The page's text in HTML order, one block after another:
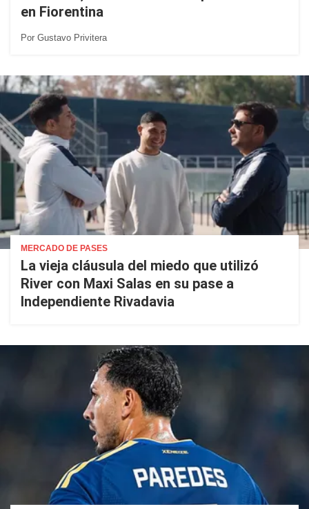
en Fiorentina
Por Gustavo Privitera
MERCADO DE PASES
La vieja cláusula del miedo que utilizó
River con Maxi Salas en su pase a
Independiente Rivadavia